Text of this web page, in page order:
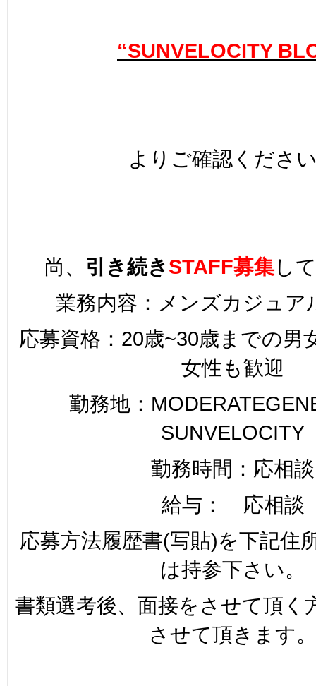
“SUNVELOCITY
よりご確認くださ
尚、 引き続きSTAFF募集し
業務内容：メンズカジュア
応募資格：20歳~30歳までの
女性も歓迎
勤務地：
SUNVELOCITY
勤務時間：応相談
給与： 応相談
応募方法履歴書(写貼)を下記住
は持参下さい。
書類選考後、面接をさせて頂く
させて頂きます。